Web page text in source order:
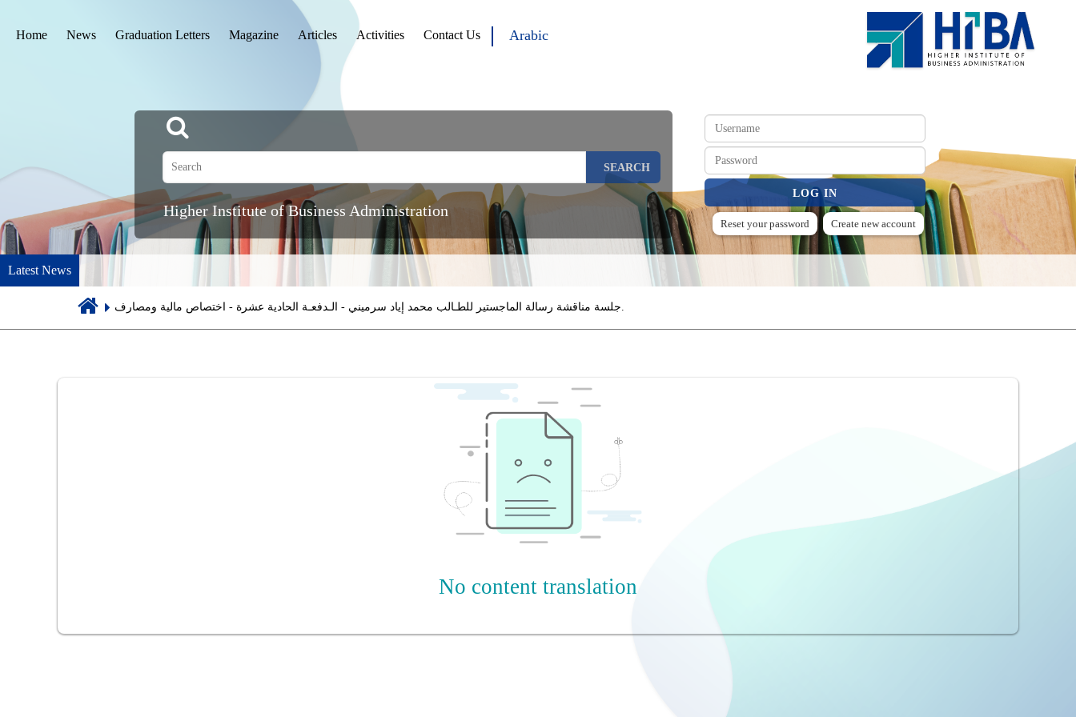
القائمة
Home News Graduation Letters Magazine Articles Activities Contact Us Arabic
SEARCH
Higher Institute of Business Administration
Create new account
Reset your password
Latest News
Breadcrumb جلسة مناقشة رسالة الماجستير للطـالب محمد إياد سرميني - الـدفعـة الحادية عشرة - اختصاص مالية ومصارف.
No content translation